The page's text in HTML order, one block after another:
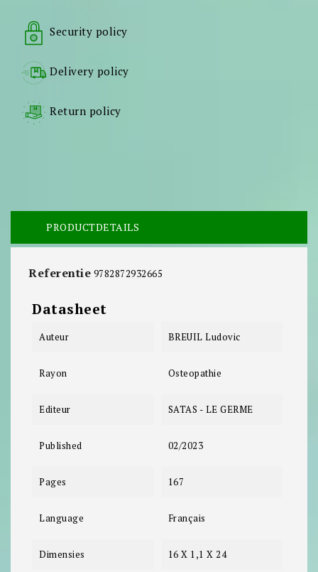
Security policy
Delivery policy
Return policy
PRODUCTDETAILS
Referentie 9782872932665
Datasheet
Auteur BREUIL Ludovic
Rayon Osteopathie
Editeur SATAS - LE GERME
Published 02/2023
Pages 167
Language Français
Dimensies 16 X 1,1 X 24